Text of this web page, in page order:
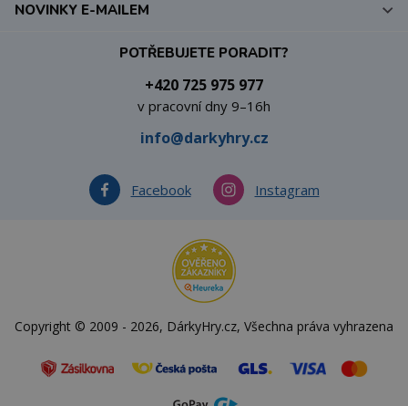
POTŘEBUJETE PORADIT?
+420 725 975 977
v pracovní dny 9–16h
info@darkyhry.cz
Facebook Instagram
NOVINKY E-MAILEM
Copyright © 2009 - 2026, DárkyHry.cz, Všechna práva vyhrazena